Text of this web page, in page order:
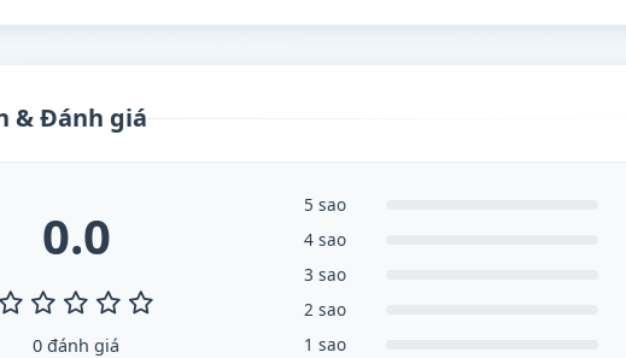
& Đánh giá
0.0
0 đánh giá
5 sao
4 sao
3 sao
2 sao
1 sao